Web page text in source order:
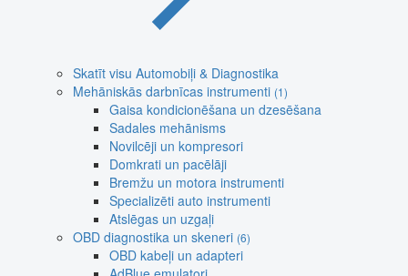
Skatīt visu Automobiļi & Diagnostika
Mehāniskās darbnīcas instrumenti (1)
Gaisa kondicionēšana un dzesēšana
Sadales mehānisms
Novilcēji un kompresori
Domkrati un pacēlāji
Bremžu un motora instrumenti
Specializēti auto instrumenti
Atslēgas un uzgaļi
OBD diagnostika un skeneri (6)
OBD kabeļi un adapteri